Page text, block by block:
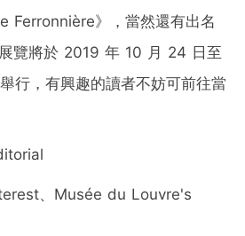
Ferronnière》，當然還有出名
覽將於 2019 年 10 月 24 日至
行，有興趣的讀者不妨可前往當
、Musée du Louvre's